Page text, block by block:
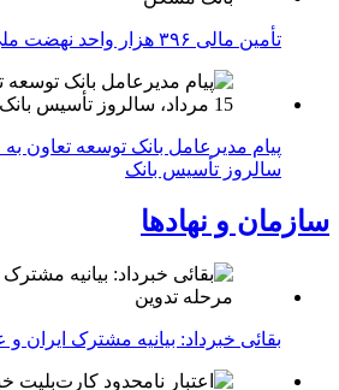
تأمین مالی ۳۹۶ هزار واحد نهضت ملی توسط بانک مسکن
سالروز تأسیس بانک
سازمان و نهادها
بقائی خبرداد: بیانیه مشترک ایران